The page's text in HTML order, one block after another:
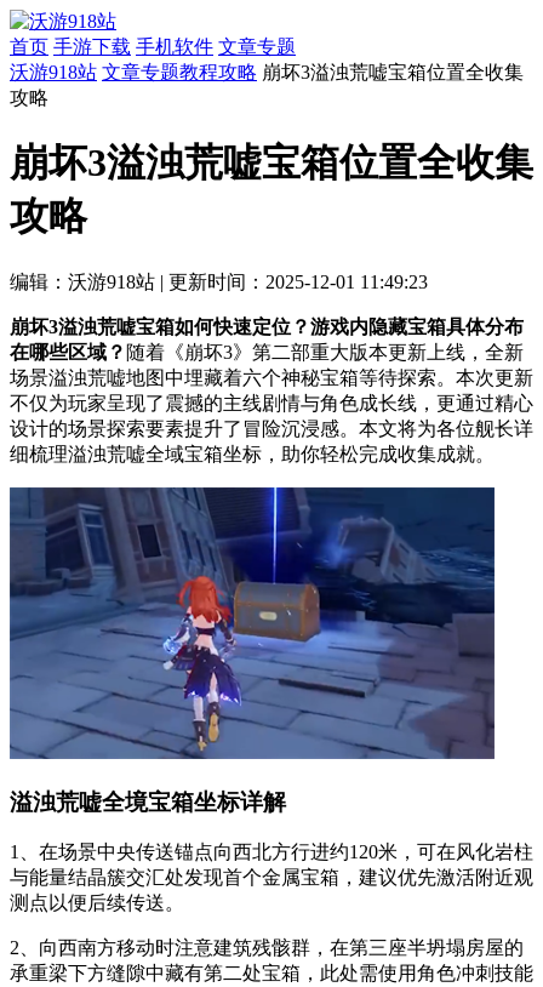
首页 手游下载 手机软件 文章专题
沃游918站 文章专题教程攻略 崩坏3溢浊荒嘘宝箱位置全收集
攻略
崩坏3溢浊荒嘘宝箱位置全收集
攻略
编辑：沃游918站 | 更新时间：2025-12-01 11:49:23
崩坏3溢浊荒嘘宝箱如何快速定位？游戏内隐藏宝箱具体分布
在哪些区域？ 随着《崩坏3》第二部重大版本更新上线，全新
场景溢浊荒嘘地图中埋藏着六个神秘宝箱等待探索。本次更新
不仅为玩家呈现了震撼的主线剧情与角色成长线，更通过精心
设计的场景探索要素提升了冒险沉浸感。本文将为各位舰长详
细梳理溢浊荒嘘全域宝箱坐标，助你轻松完成收集成就。
溢浊荒嘘全境宝箱坐标详解
1、在场景中央传送锚点向西北方行进约120米，可在风化岩柱
与能量结晶簇交汇处发现首个金属宝箱，建议优先激活附近观
测点以便后续传送。
2、向西南方移动时注意建筑残骸群，在第三座半坍塌房屋的
承重梁下方缝隙中藏有第二处宝箱，此处需使用角色冲刺技能